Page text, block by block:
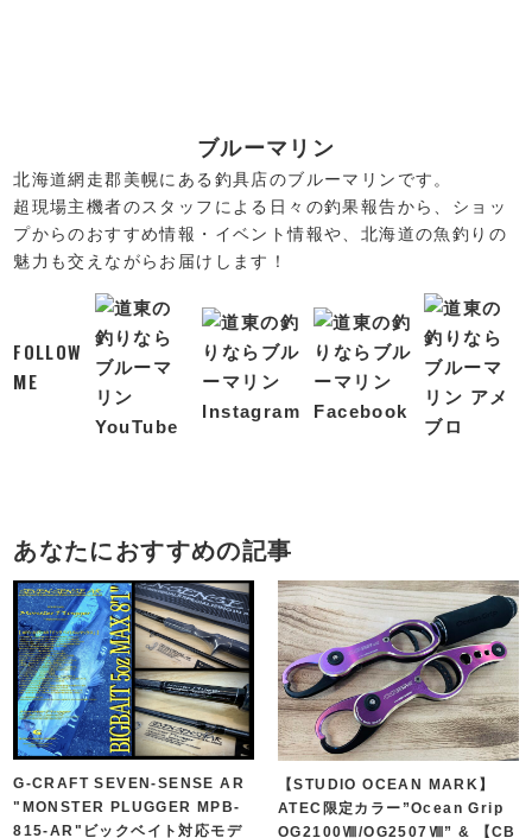
ブルーマリン
北海道網走郡美幌にある釣具店のブルーマリンです。
超現場主機者のスタッフによる日々の釣果報告から、ショッ
プからのおすすめ情報・イベント情報や、北海道の魚釣りの
魅力も交えながらお届けします！
FOLLOW
ME
あなたにおすすめの記事
G-CRAFT SEVEN-SENSE AR
"MONSTER PLUGGER MPB-
815-AR"ビックベイト対応モデ
【STUDIO OCEAN MARK】
ATEC限定カラー”Ocean Grip
OG2100Ⅷ/OG2507Ⅷ” & 【CB